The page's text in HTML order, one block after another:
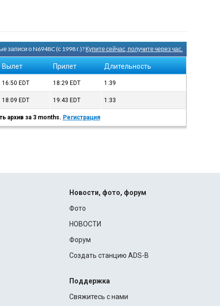
записи о N6948C (с 1998 г.)? Купите сейчас, получите через час.
Вылет Прилет Длительность
16:50 EDT 18:29 EDT 1:39
18:09 EDT 19:43 EDT 1:33
архив за 3 months. Регистрация
Новости, фото, форум
Фото
НОВОСТИ
Форум
Создать станцию ADS-B
Поддержка
Свяжитесь с нами